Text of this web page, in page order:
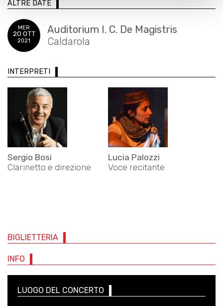
ALTRE DATE
MER
20 OTT
2021
Auditorium I. C. De Magistris
Caldarola
INTERPRETI
Sergio Bosi
Clarinetto e direzione
Lucia Palozzi
Voce recitante
BIGLIETTERIA
INFO
LUOGO DEL CONCERTO